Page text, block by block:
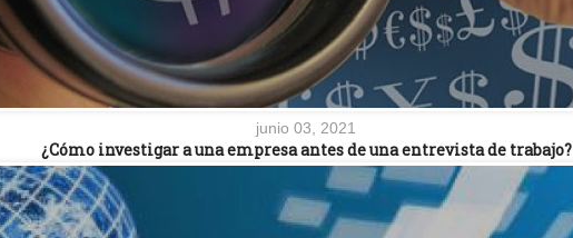
junio 03, 2021
¿Cómo investigar a una empresa antes de una entrevista de trabajo?